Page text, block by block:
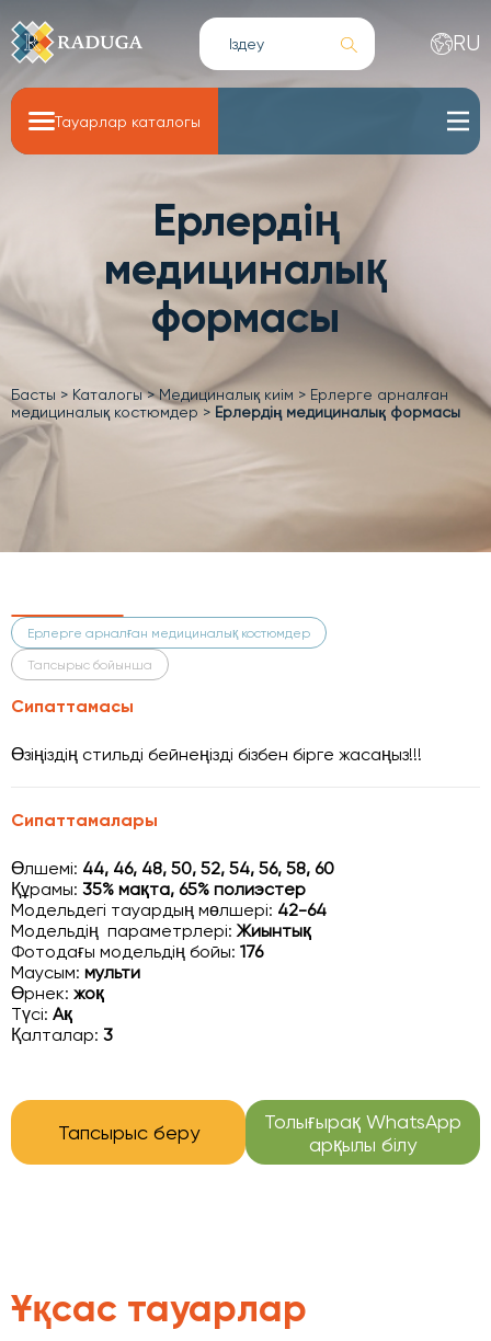
RU
Тауарлар каталогы
Ерлердің
медициналық
формасы
Басты > Каталогы>Медициналық киім > Ерлерге арналған
медициналық костюмдер > Ерлердің медициналық формасы
Ерлерге арналған медициналық костюмдер
Тапсырыс бойынша
Сипаттамасы
Өзіңіздің стильді бейнеңізді бізбен бірге жасаңыз!!!
Сипаттамалары
Өлшемі: 44, 46, 48, 50, 52, 54, 56, 58, 60
Құрамы: 35% мақта, 65% полиэстер
Модельдегі тауардың мөлшері: 42-64
Модельдің параметрлері:Жиынтық
Фотодағы модельдің бойы: 176
Маусым: мульти
Өрнек: жоқ
Түсі: Ақ
Қалталар: 3
Тапсырыс беру
Толығырақ WhatsApp
арқылы білу
Ұқсас тауарлар